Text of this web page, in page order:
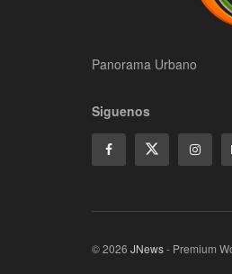
Panorama Urbano
Siguenos
© 2026 JNews- Premium